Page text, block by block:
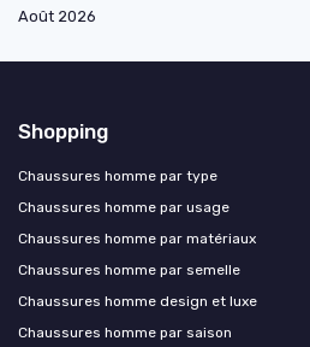
Août 2026
Shopping
Chaussures homme par type
Chaussures homme par usage
Chaussures homme par matériaux
Chaussures homme par semelle
Chaussures homme design et luxe
Chaussures homme par saison